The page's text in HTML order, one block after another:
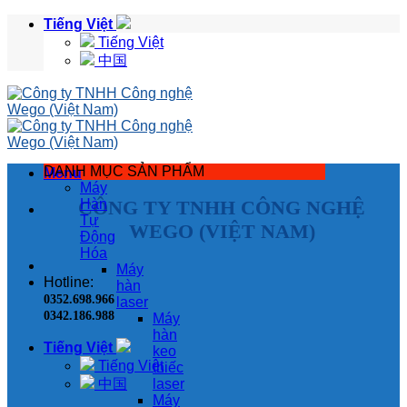
Skip
Tiếng Việt
Tiếng Việt
中国
Menu
CÔNG TY TNHH CÔNG NGHỆ
WEGO (VIỆT NAM)
Hotline:
0352.698.966
0342.186.988
Tiếng Việt
Tiếng Việt
中国
DANH MỤC SẢN PHẨM
Máy
Hàn
Tự
Động
Hóa
Máy
hàn
laser
Máy
hàn
keo
thiếc
laser
Máy